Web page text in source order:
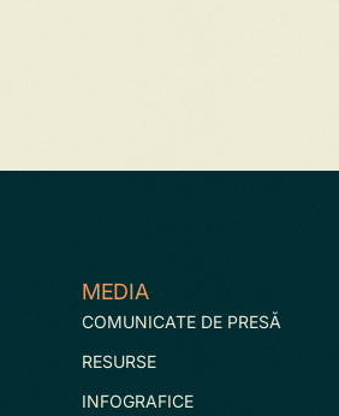
MEDIA
COMUNICATE DE PRESĂ
RESURSE
INFOGRAFICE